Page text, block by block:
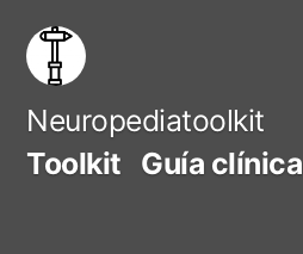
Saltar
contenido
Neuropediatoolkit
Toolkit Guía clínica